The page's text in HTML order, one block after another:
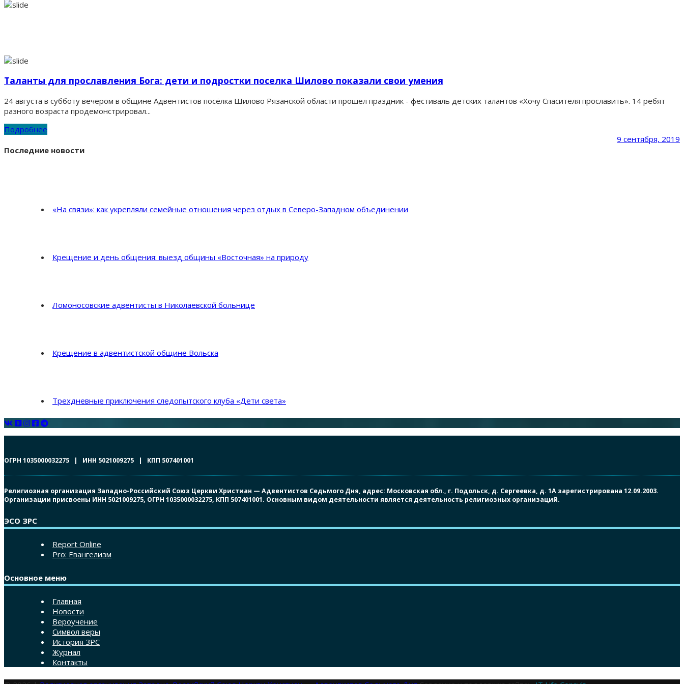
Таланты для прославления Бога: дети и подростки поселка Шилово показали свои умения
24 августа в субботу вечером в общине Адвентистов посёлка Шилово Рязанской области прошел праздник - фестиваль детских талантов «Хочу Спасителя прославить». 14 ребят
разного возраста продемонстрировал...
Подробнее
9 сентября, 2019
Последние новости
«На связи»: как укрепляли семейные отношения через отдых в Северо-Западном объединении
Крещение и день общения: выезд общины «Восточная» на природу
Ломоносовские адвентисты в Николаевской больнице
Крещение в адвентистской общине Вольска
Трехдневные приключения следопытского клуба «Дети света»
ОГРН 1035000032275 | ИНН 5021009275 | КПП 507401001
Религиозная организация Западно-Российский Союз Церкви Христиан — Адвентистов Седьмого Дня, адрес: Московская обл., г. Подольск, д. Сергеевка, д. 1А зарегистрирована 12.09.2003.
Организации присвоены ИНН 5021009275, ОГРН 1035000032275, КПП 507401001. Основным видом деятельности является деятельность религиозных организаций.
ЭСО ЗРС
Report Online
Pro: Евангелизм
Основное меню
Главная
Новости
Вероучение
Символ веры
История ЗРС
Журнал
Контакты